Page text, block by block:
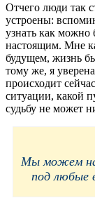
Отчего люди так
устроены:
узнать как
настоящим. Мне
будущем, жизнь
тому же, я
происходит
ситуации, какой
судьбу не может
Мы можем
под любые